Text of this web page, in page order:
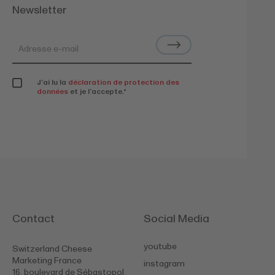
Newsletter
J’ai lu la déclaration de protection des
données et je l’accepte.*
Contact
Switzerland Cheese
Marketing France
16, boulevard de Sébastopol
Social Media
youtube
instagram